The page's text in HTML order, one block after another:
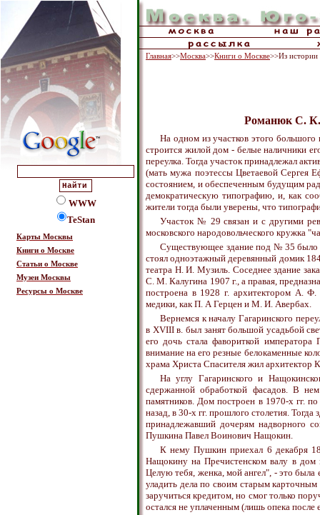
WWW
TeStan
Карты Москвы
Книги о Москве
Статьи о Москве
Музеи Москвы
Ресурсы о Москве
Главная>>Москва>>Книги о Москве>>Из истории
Романюк С. К.
На одном из участков этого
строится жилой дом - белые наличники
переулка. Тогда участок принадлежал
(мать мужа поэтессы Цветаевой Сергея
состоянием, и обеспеченным будущим
демократическую типографию, и, как
жители тогда были уверены, что
Участок № 29 связан и с другими
московского народовольческого кружка
Существующее здание под № 35 было
стоял одноэтажный деревянный домик
театра Н. И. Музиль. Соседнее здание
С. М. Калугина 1907 г., а правая,
построена в 1928 г. архитектором А.
медики, как П. А Герцен и М. И. Авербах.
Вернемся к началу Гагаринского
в XVIII в. был занят большой усадьбой
его дочь стала фавориткой
внимание на его резные белокаменные
храма Христа Спасителя жил архитектор
На углу Гагаринского и
сдержанной обработкой фасадов. В
памятников. Дом построен в 1970-х гг.
назад, в 30-х гг. прошлого столетия.
принадлежавший дочерям надворного
Пушкина Павел Воинович Нащокин.
К нему Пушкин приехал 6 декабря
Нащокину на Пречистенском валу в дом
Целую тебя, женка, мой ангел", - это
уладить дела по своим старым
заручиться кредитом, но смог только
остался не уплаченным (лишь опека после